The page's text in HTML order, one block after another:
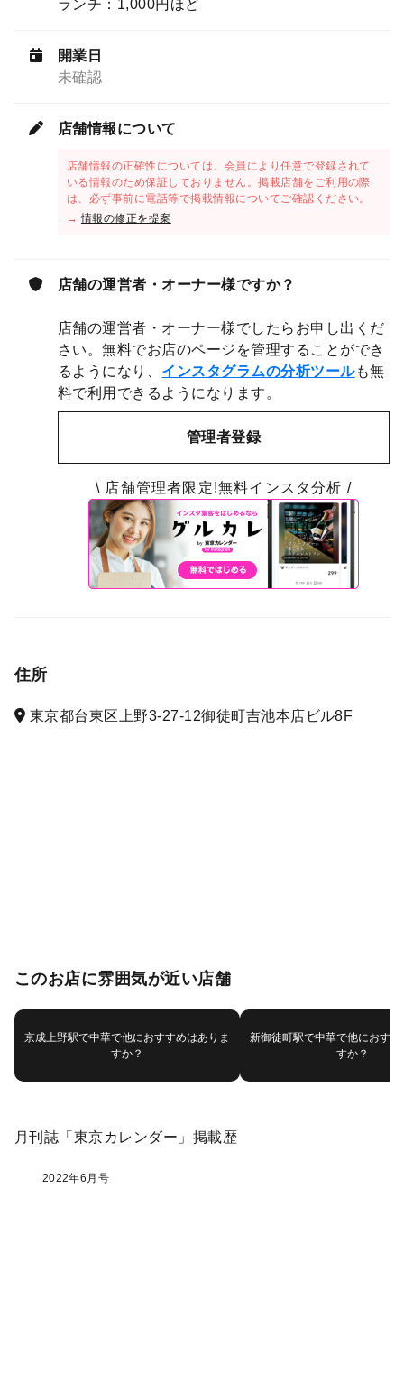
ランチ：1,000円ほど
開業日
未確認
店舗情報について
店舗情報の正確性については、会員により任意で登録されて
いる情報のため保証しておりません。掲載店舗をご利用の際
は、必ず事前に電話等で掲載情報についてご確認ください。
→情報の修正を提案
店舗の運営者・オーナー様ですか？
店舗の運営者・オーナー様でしたらお申し出くだ
さい。無料でお店のページを管理することができ
るようになり、 インスタグラムの分析ツールも無
料で利用できるようになります。
管理者登録
\ 店舗管理者限定!無料インスタ分析 /
住所
東京都台東区上野3-27-12御徒町吉池本店ビル8F
このお店に雰囲気が近い店舗
京成上野駅で中華で他におすすめはありま
すか？
新御徒町駅で中華で他におす
すか？
月刊誌「東京カレンダー」掲載歴
2022年6月号